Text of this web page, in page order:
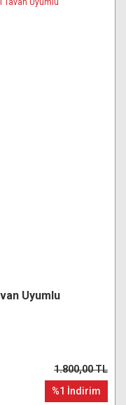
Uyumlu
1.800,00 TL
%1 İndirim